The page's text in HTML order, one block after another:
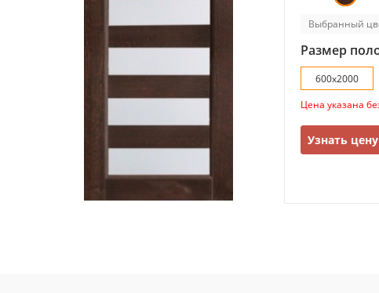
Выбранный
Размер
600х2000
Цена указана
Узнать цену